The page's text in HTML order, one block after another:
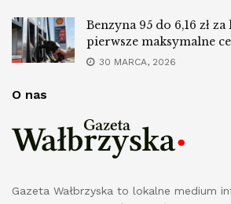
Benzyna 95 do 6,16 zł
pierwsze maksymalne
30 MARCA, 2026
O nas
Gazeta Wałbrzyska to lokalne medium